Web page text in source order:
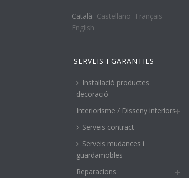
Català Castellano
Français
English
SERVEIS I GARANTIES
Instal·lació productes
decoració
Interiorisme / Disseny interiors
Serveis contract
Serveis mudances i
guardamobles
Reparacions